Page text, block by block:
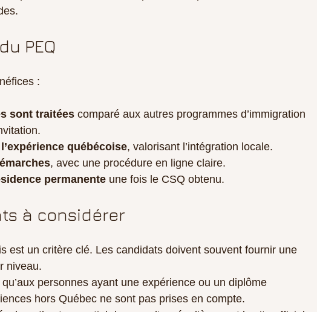
PEQ
:
sont traitées comparé aux autres programmes d’immigration
québécoise, valorisant l’intégration locale.
, avec une procédure en ligne claire.
permanente une fois le CSQ obtenu.
à considérer
est un critère clé. Les candidats doivent souvent fournir une
niveau.
personnes ayant une expérience ou un diplôme
hors Québec ne sont pas prises en compte.